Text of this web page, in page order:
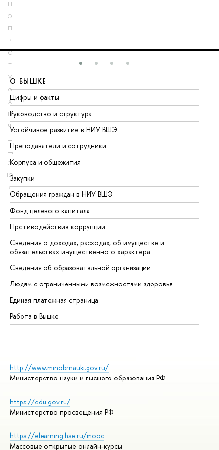
Н
О
П
Р
С
Т
У
Ф
Х
Ц
Ч
Ш
Щ
Э
Ю
Я
О ВЫШКЕ
Цифры и факты
Руководство и структура
Устойчивое развитие в НИУ ВШЭ
Преподаватели и сотрудники
Корпуса и общежития
Закупки
Обращения граждан в НИУ ВШЭ
Фонд целевого капитала
Противодействие коррупции
Сведения о доходах, расходах, об имуществе и
обязательствах имущественного характера
Сведения об образовательной организации
Людям с ограниченными возможностями здоровья
Единая платежная страница
Работа в Вышке
http://www.minobrnauki.gov.ru/
Министерство науки и высшего образования РФ
https://edu.gov.ru/
Министерство просвещения РФ
https://elearning.hse.ru/mooc
Массовые открытые онлайн-курсы